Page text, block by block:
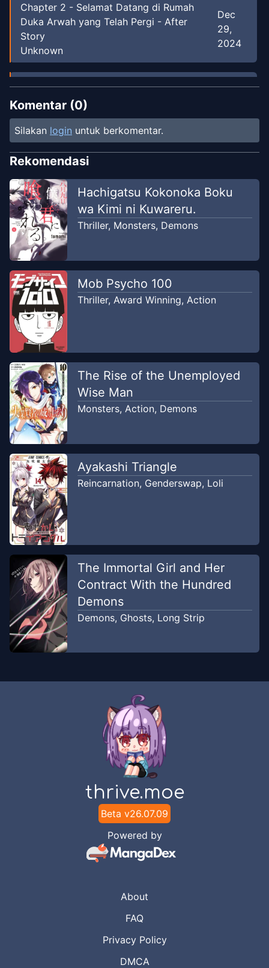
Chapter 2 - Selamat Datang di Rumah
Duka Arwah yang Telah Pergi - After
Story
Unknown
Dec
29,
2024
Chapter1-Selamat Datang di Rumah
Duka Arwah yang Telah Pergi
(Oneshot)
Unknown
Dec
2024
Komentar (0)
Silakan login untuk berkomentar.
Rekomendasi
Hachigatsu Kokonoka Boku
wa Kimi ni Kuwareru.
Thriller, Monsters, Demons
Mob Psycho 100
Thriller, Award Winning, Action
The Rise of the Unemployed
Wise Man
Monsters, Action, Demons
Ayakashi Triangle
Reincarnation, Genderswap, Loli
The Immortal Girl and Her
Contract With the Hundred
Demons
Demons, Ghosts, Long Strip
thrive.moe
Beta v26.07.09
Powered by
About
FAQ
Privacy Policy
DMCA